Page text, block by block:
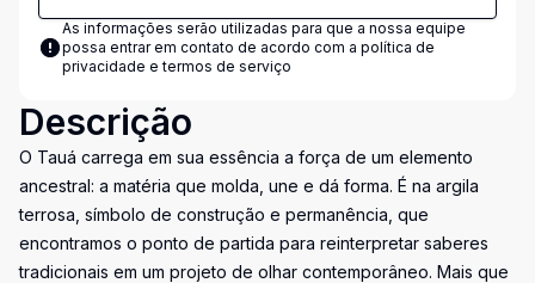
As informações serão utilizadas para que a nossa equipe
possa entrar em contato de acordo com a política de
privacidade e termos de serviço
Descrição
O Tauá carrega em sua essência a força de um elemento
ancestral: a matéria que molda, une e dá forma. É na argila
terrosa, símbolo de construção e permanência, que
encontramos o ponto de partida para reinterpretar saberes
tradicionais em um projeto de olhar contemporâneo. Mais que